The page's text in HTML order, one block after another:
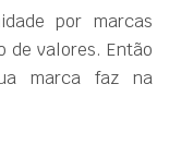
por marcas
de valores. Então
marca faz na